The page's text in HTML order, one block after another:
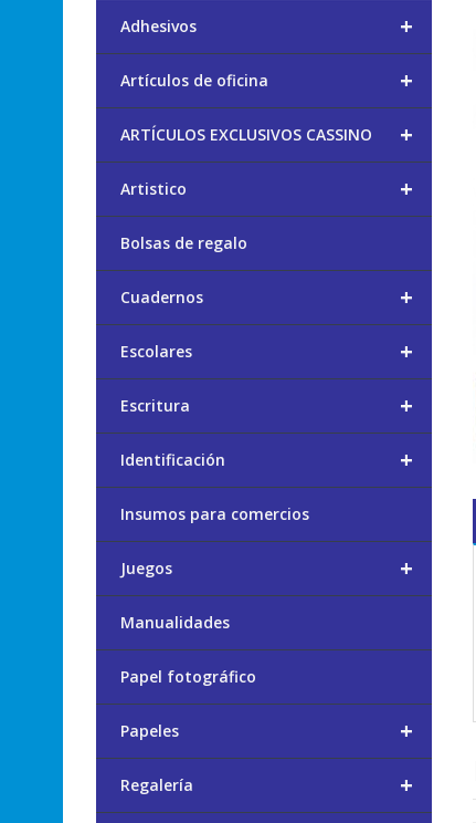
+
Adhesivos
+
Artículos de oficina
+
ARTÍCULOS EXCLUSIVOS CASSINO
+
Artistico
Bolsas de regalo
+
Cuadernos
+
Escolares
+
Escritura
+
Identificación
Insumos para comercios
+
Juegos
Manualidades
Papel fotográfico
+
Papeles
+
Regalería